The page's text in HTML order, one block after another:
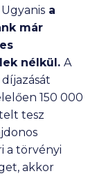
a
már
nélkül. A
150 000
tesz
a törvényi
akkor